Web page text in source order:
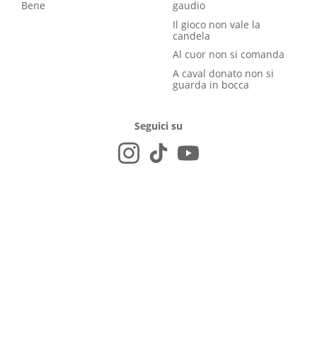
Bene
gaudio
Il gioco non vale la
candela
Al cuor non si comanda
A caval donato non si
guarda in bocca
Seguici su